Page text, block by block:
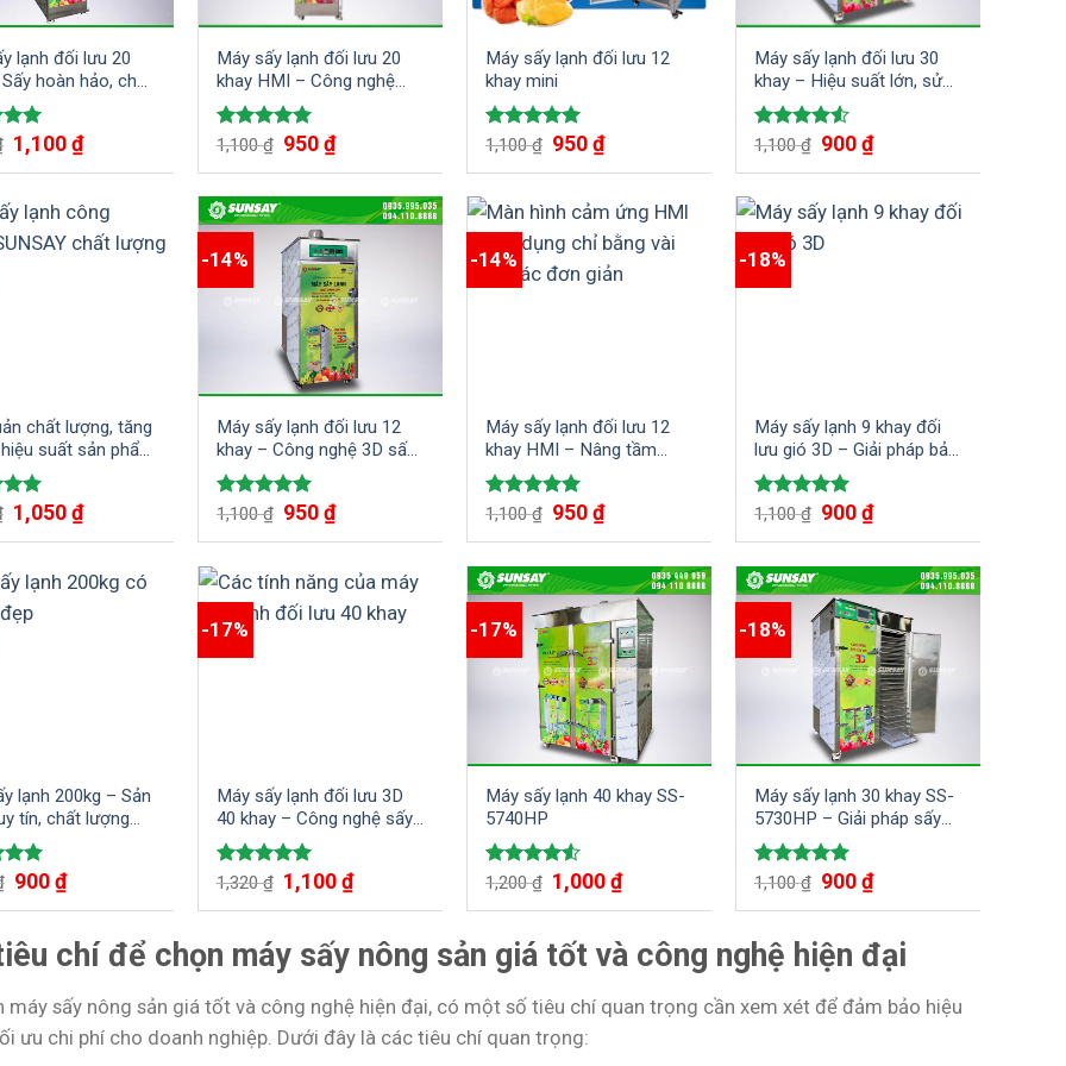
lạnh đối lưu 20
hoàn hảo, chất
trội
5.001,100₫
Máy sấy lạnh đối lưu 20
khay HMI – Công nghệ
sấy tiên tiến cho doanh
nghiệp
Rated5.00
1,100₫ 950₫
Máy sấy lạnh đối lưu 12
khay mini
Rated5.00
1,100₫ 950₫
Máy sấy lạnh đối lưu 30
khay – Hiệu suất lớn, sử
dụng đa dạng cho sấy khô
rau củ quả, thịt cá và các
loại dược liệu quý.
Rated
1,100₫ 900₫
chất lượng, tăng
suất sản phẩm
sấy lạnh công
5.001,050₫
-14%
Máy sấy lạnh đối lưu 12
khay – Công nghệ 3D sấy
khô tiên tiến
Rated5.00
1,100₫ 950₫
-14%
Máy sấy lạnh đối lưu 12
khay HMI – Nâng tầm
nông sản Việt về thị
trường đồ khô
Rated5.00
1,100₫ 950₫
-18%
Máy sấy lạnh 9 khay đối
lưu gió 3D – Giải pháp bảo
quản hoa quả, nông sản
hiệu quả
Rated5.00
1,100₫ 900₫
lạnh 200kg – Sản
tín, chất lượng
đồng đều đa dạng
thực phẩm
5.00900₫
-17%
Máy sấy lạnh đối lưu 3D
40 khay – Công nghệ sấy
đối lưu hiện đại tuần hoàn
Rated5.00
1,320₫ 1,100₫
-17%
Máy sấy lạnh 40 khay SS-
5740HP
Rated
1,200₫ 1,000₫
-18%
Máy sấy lạnh 30 khay SS-
5730HP – Giải pháp sấy
khô hiệu quả và tiết kiệm
Rated5.00
1,100₫ 900₫
chí để chọn máy sấy nông sản giá tốt và công nghệ hiện đại
máy sấy nông sản giá tốt và công nghệ hiện đại, có một số tiêu chí quan trọng cần xem xét để đảm bảo hiệu
ưu chi phí cho doanh nghiệp. Dưới đây là các tiêu chí quan trọng: